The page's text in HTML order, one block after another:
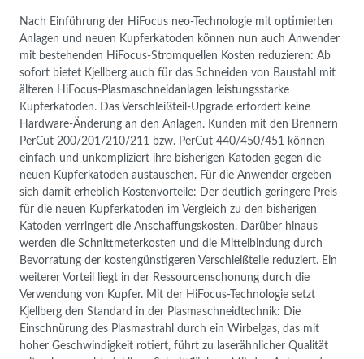
Nach Einführung der HiFocus neo-Technologie mit optimierten
Anlagen und neuen Kupferkatoden können nun auch Anwender
mit bestehenden HiFocus-Stromquellen Kosten reduzieren: Ab
sofort bietet Kjellberg auch für das Schneiden von Baustahl mit
älteren HiFocus-Plasmaschneidanlagen leistungsstarke
Kupferkatoden. Das Verschleißteil-Upgrade erfordert keine
Hardware-Änderung an den Anlagen. Kunden mit den Brennern
PerCut 200/201/210/211 bzw. PerCut 440/450/451 können
einfach und unkompliziert ihre bisherigen Katoden gegen die
neuen Kupferkatoden austauschen. Für die Anwender ergeben
sich damit erheblich Kostenvorteile: Der deutlich geringere Preis
für die neuen Kupferkatoden im Vergleich zu den bisherigen
Katoden verringert die Anschaffungskosten. Darüber hinaus
werden die Schnittmeterkosten und die Mittelbindung durch
Bevorratung der kostengünstigeren Verschleißteile reduziert. Ein
weiterer Vorteil liegt in der Ressourcenschonung durch die
Verwendung von Kupfer. Mit der HiFocus-Technologie setzt
Kjellberg den Standard in der Plasmaschneidtechnik: Die
Einschnürung des Plasmastrahl durch ein Wirbelgas, das mit
hoher Geschwindigkeit rotiert, führt zu laserähnlicher Qualität